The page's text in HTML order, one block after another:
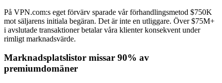
På VPN.com:s eget förvärv sparade vår förhandlingsmetod $750K
mot säljarens initiala begäran. Det är inte en utliggare. Över $75M+
i avslutade transaktioner betalar våra klienter konsekvent under
rimligt marknadsvärde.
Marknadsplatslistor missar 90% av
premiumdomäner